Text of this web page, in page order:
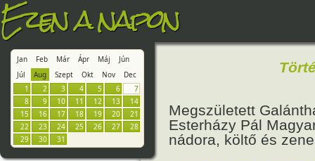
Ezen a napon
Jan Feb Már Ápr Máj
Jún
Júl
Aug Szept Okt Nov
Dec
1
2 3 4 5 6
7
8
9 10 11 12 13
14
15
16 17 18 19 20
21
22
23 24 25 26 27
28
29
30 31
Megszületett
Esterházy Pál
nádora, költő és